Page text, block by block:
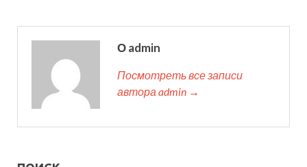
О admin
Посмотреть все записи
автора admin →